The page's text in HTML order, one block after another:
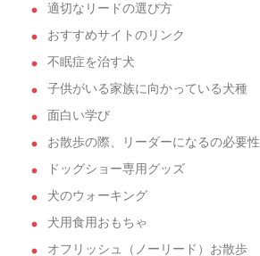
適切なリードの選び方
おすすめサイトのリンク
不眠症を治す犬
子供がいる家族に向かっている犬種
面白い学び
お散歩の際、リーダーになるの必要性
ドッグショー専用グッズ
犬のウォーキング
犬用食用おもちゃ
オフリッシュ（ノーリード）お散歩